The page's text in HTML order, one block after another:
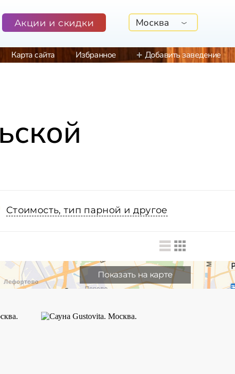
Акции и скидки Москва
Карта сайта Избранное Добавить заведение
Стоимость, тип парной и другое
Показать на карте